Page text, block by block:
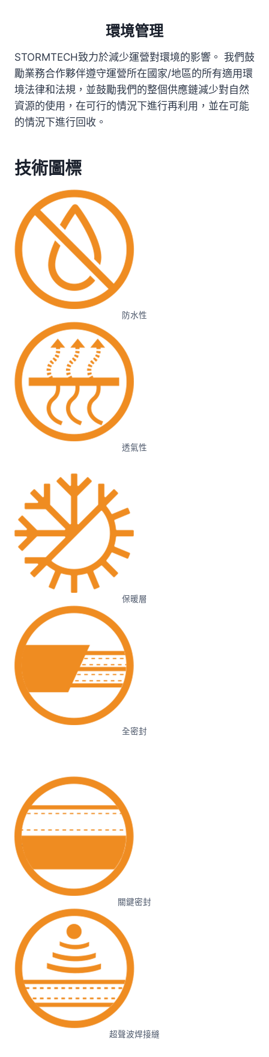
環境管理
STORMTECH致力於減少運營對環境的影響。 我們鼓
勵業務合作夥伴遵守運營所在國家/地區的所有適用環
境法律和法規，並鼓勵我們的整個供應鏈減少對自然
資源的使用，在可行的情況下進行再利用，並在可能
的情況下進行回收。
技術圖標
防水性
透氣性
保暖層
全密封
關鍵密封
超聲波焊接縫